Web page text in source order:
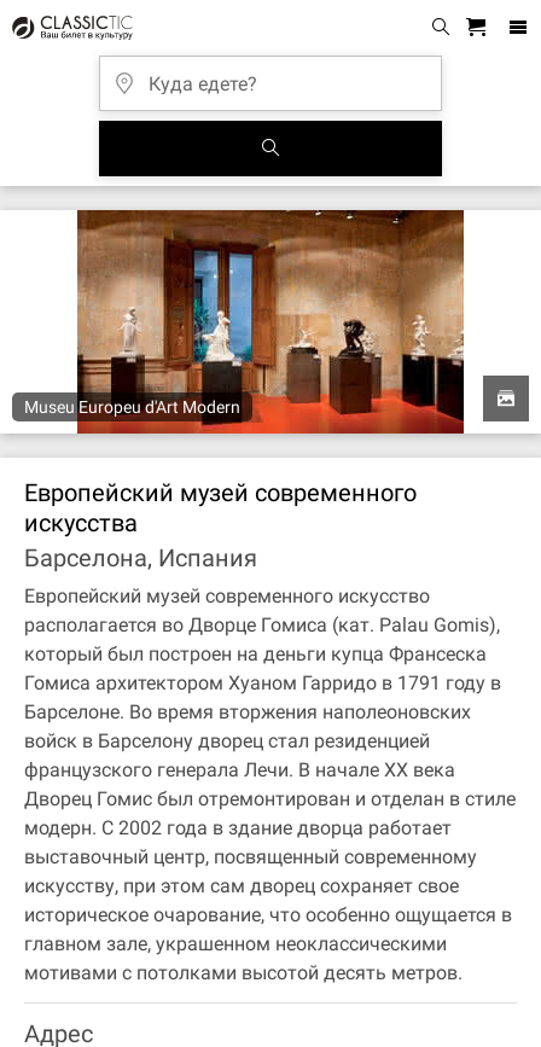
Museu Europeu d'Art Modern
Европейский музей современного
искусства
Барселона, Испания
Европейский музей современного искусство
располагается во Дворце Гомиса (кат. Palau Gomis),
который был построен на деньги купца Франсеска
Гомиса архитектором Хуаном Гарридо в 1791 году в
Барселоне. Во время вторжения наполеоновских
войск в Барселону дворец стал резиденцией
французского генерала Лечи. В начале ХХ века
Дворец Гомис был отремонтирован и отделан в стиле
модерн. С 2002 года в здание дворца работает
выставочный центр, посвященный современному
искусству, при этом сам дворец сохраняет свое
историческое очарование, что особенно ощущается в
главном зале, украшенном неоклассическими
мотивами с потолками высотой десять метров.
Адрес